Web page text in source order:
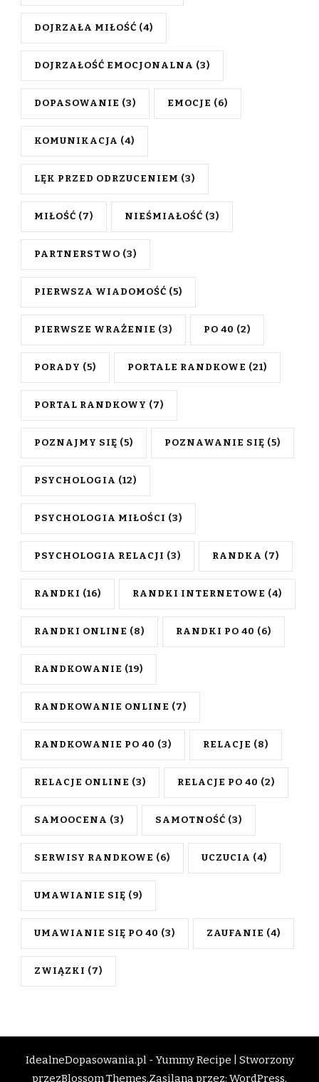
DOJRZAŁA MIŁOŚĆ (4)
DOJRZAŁOŚĆ EMOCJONALNA (3)
DOPASOWANIE (3) EMOCJE (6)
KOMUNIKACJA (4)
LĘK PRZED ODRZUCENIEM (3)
MIŁOŚĆ (7) NIEŚMIAŁOŚĆ (3)
PARTNERSTWO (3)
PIERWSZA WIADOMOŚĆ (5)
PIERWSZE WRAŻENIE (3) PO 40 (2)
PORADY (5) PORTALE RANDKOWE (21)
PORTAL RANDKOWY (7)
POZNAJMY SIĘ (5) POZNAWANIE SIĘ (5)
PSYCHOLOGIA (12)
PSYCHOLOGIA MIŁOŚCI (3)
PSYCHOLOGIA RELACJI (3) RANDKA (7)
RANDKI (16) RANDKI INTERNETOWE (4)
RANDKI ONLINE (8) RANDKI PO 40 (6)
RANDKOWANIE (19)
RANDKOWANIE ONLINE (7)
RANDKOWANIE PO 40 (3) RELACJE (8)
RELACJE ONLINE (3) RELACJE PO 40 (2)
SAMOOCENA (3) SAMOTNOŚĆ (3)
SERWISY RANDKOWE (6) UCZUCIA (4)
UMAWIANIE SIĘ (9)
UMAWIANIE SIĘ PO 40 (3) ZAUFANIE (4)
ZWIĄZKI (7)
IdealneDopasowania.pl -Yummy Recipe | Stworzony
przezBlossom Themes.Zasilana przez: WordPress.